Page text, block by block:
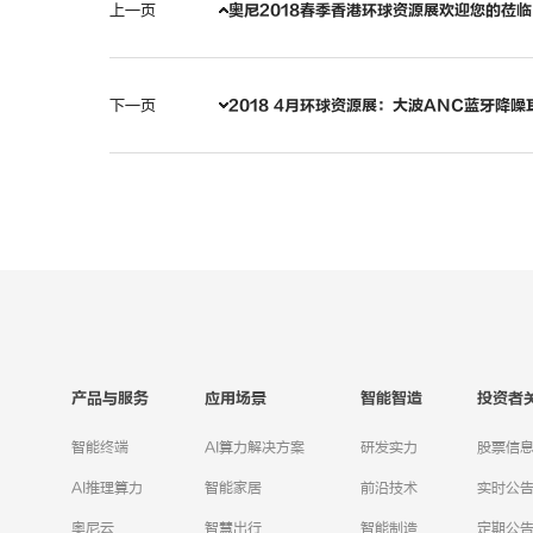
上一页 奥尼2018春季香港环球资源展欢迎您的莅临
下一页 2018 4月环球资源展：大波ANC蓝牙降噪
产品与服务
智能终端
AI推理算力
奥尼云
应用场景
AI算力解决方案
智能家居
智慧出行
智能智造
研发实力
前沿技术
智能制造
投资者
股票信
实时公
定期公